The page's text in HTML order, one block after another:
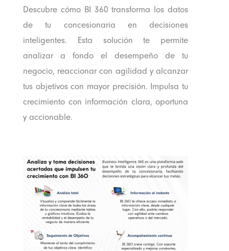
Descubre cómo BI 360 transforma los datos
de tu concesionaria en decisiones
inteligentes. Esta solución te permite
analizar a fondo el desempeño de tu
negocio, reaccionar con agilidad y alcanzar
tus objetivos con mayor precisión. Impulsa tu
crecimiento con información clara, oportuna
y accionable.